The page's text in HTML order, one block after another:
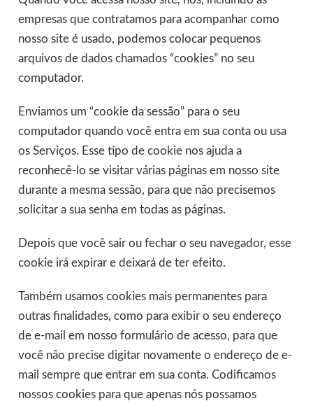
empresas que contratamos para acompanhar como
nosso site é usado, podemos colocar pequenos
arquivos de dados chamados “cookies” no seu
computador.
Enviamos um “cookie da sessão” para o seu
computador quando você entra em sua conta ou usa
os Serviços. Esse tipo de cookie nos ajuda a
reconhecê-lo se visitar várias páginas em nosso site
durante a mesma sessão, para que não precisemos
solicitar a sua senha em todas as páginas.
Depois que você sair ou fechar o seu navegador, esse
cookie irá expirar e deixará de ter efeito.
Também usamos cookies mais permanentes para
outras finalidades, como para exibir o seu endereço
de e-mail em nosso formulário de acesso, para que
você não precise digitar novamente o endereço de e-
mail sempre que entrar em sua conta. Codificamos
nossos cookies para que apenas nós possamos